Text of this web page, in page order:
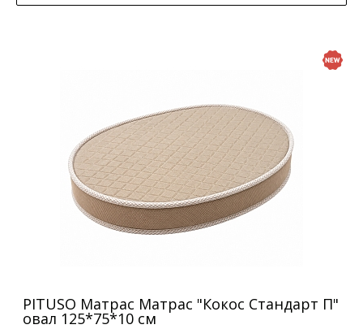
PITUSO Матрас Матрас "Кокос Стандарт П"
овал 125*75*10 см